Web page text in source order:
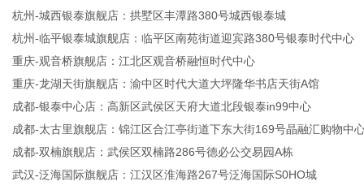
杭州-城西银泰旗舰店：拱墅区丰潭路380号城西银泰城
杭州-临平银泰城旗舰店：临平区南苑街道迎宾路380号银泰时代中心
重庆-观音桥旗舰店：江北区观音桥融恒时代中心
重庆-龙湖天街旗舰店：渝中区时代大道大坪隆华书店天街A馆
成都-银泰中心店：高新区武侯区天府大道北段银泰in99中心
成都-太古里旗舰店：锦江区合江亭街道下东大街169号晶融汇购物中
成都-双楠旗舰店：武侯区双楠路286号德必公交易园A栋
武汉-泛海国际旗舰店：江汉区淮海路267号泛海国际S0HO城